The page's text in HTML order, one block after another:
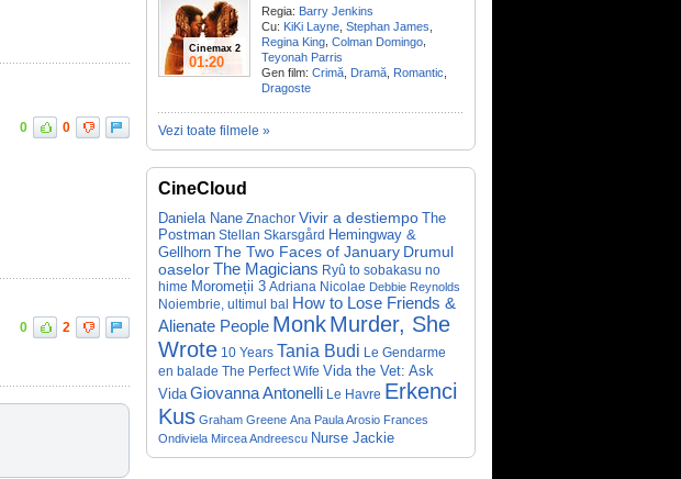
0 0
0 2
Cinemax 2
01:20
Regia: Barry Jenkins
Cu: KiKi Layne Stephan James
Regina King, Colman Domingo,
Teyonah Parris
Gen film: Crimă Dramă Romantic
Dragoste
Vezi toate filmele »
CineCloud
Daniela Nane Znachor Vivir a destiempo The
Postman Stellan Skarsgård Hemingway &
Gellhorn The Two Faces of January Drumul
oaselorThe Magicians Ryû to sobakasu no
hime Moromeții 3 Adriana Nicolae Debbie Reynolds
Noiembrie, ultimul bal How to Lose Friends &
Alienate People MonkMurder, She
Wrote 10 Years Tania Budi Le Gendarme
en balade The Perfect Wife Vida the Vet: Ask
Vida Giovanna Antonelli Le Havre Erkenci
Kus Graham Greene Ana Paula Arosio Frances
Ondiviela Mircea Andreescu Nurse Jackie